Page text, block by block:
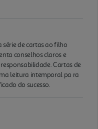
série de cartas ao filho
conselhos claros e
Cartas de
leitura intemporal pa ra
do sucesso.